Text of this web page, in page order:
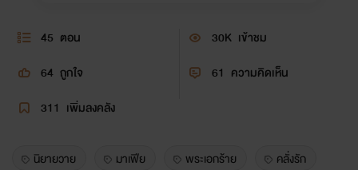
45 ตอน 30K เข้าชม
64 ถูกใจ 61 ความคิดเห็น
311 เพิ่มลงคลัง
นิยายวาย มาเฟีย พระเอกร้าย
คลั่งรัก